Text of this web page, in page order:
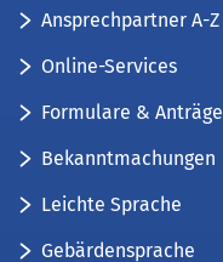
Ansprechpartner A-Z
Online-Services
Formulare & Anträge
Bekanntmachungen
Leichte Sprache
Gebärdensprache